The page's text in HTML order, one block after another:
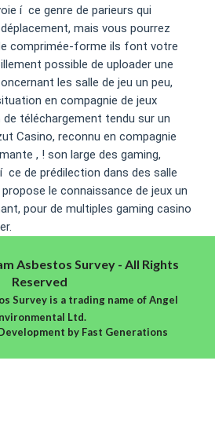
í ce genre de parieurs qui
mais vous pourrez
comprimée-forme ils font votre
possible de uploader une
les salle de jeu un peu,
en compagnie de jeux
de téléchargement tendu sur un
Casino, reconnu en compagnie
, ! son large des gaming,
ce de prédilection dans des salle
le connaissance de jeux un
pour de multiples gaming casino
Asbestos Survey - All Rights
Reserved
Survey is a trading name of Angel
Ltd.
by Fast Generations